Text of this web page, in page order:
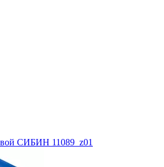
СИБИН 11089_z01